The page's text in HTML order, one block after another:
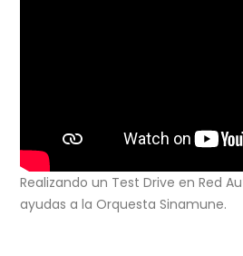
Realizando un Test Drive en Red
ayudas a la Orquesta Sinamune.